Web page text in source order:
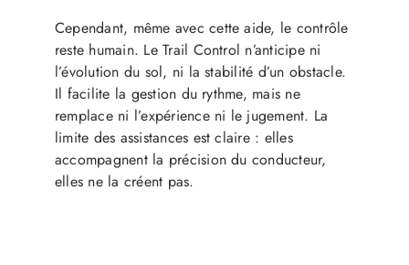
Cependant, même avec cette aide, le contrôle
reste humain. Le Trail Control n’anticipe ni
l’évolution du sol, ni la stabilité d’un obstacle.
Il facilite la gestion du rythme, mais ne
remplace ni l’expérience ni le jugement. La
limite des assistances est claire : elles
accompagnent la précision du conducteur,
elles ne la créent pas.